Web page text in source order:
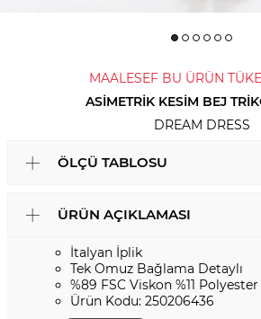
MAALESEF BU ÜRÜN
ASIMETRIK KESIM BEJ
DREAM DRESS
ÖLÇÜ TABLOSU
ÜRÜN AÇIKLAMASI
İtalyan İplik
Tek Omuz Bağlama Detaylı
%89 FSC Viskon %11 Polyester
Ürün Kodu: 250206436